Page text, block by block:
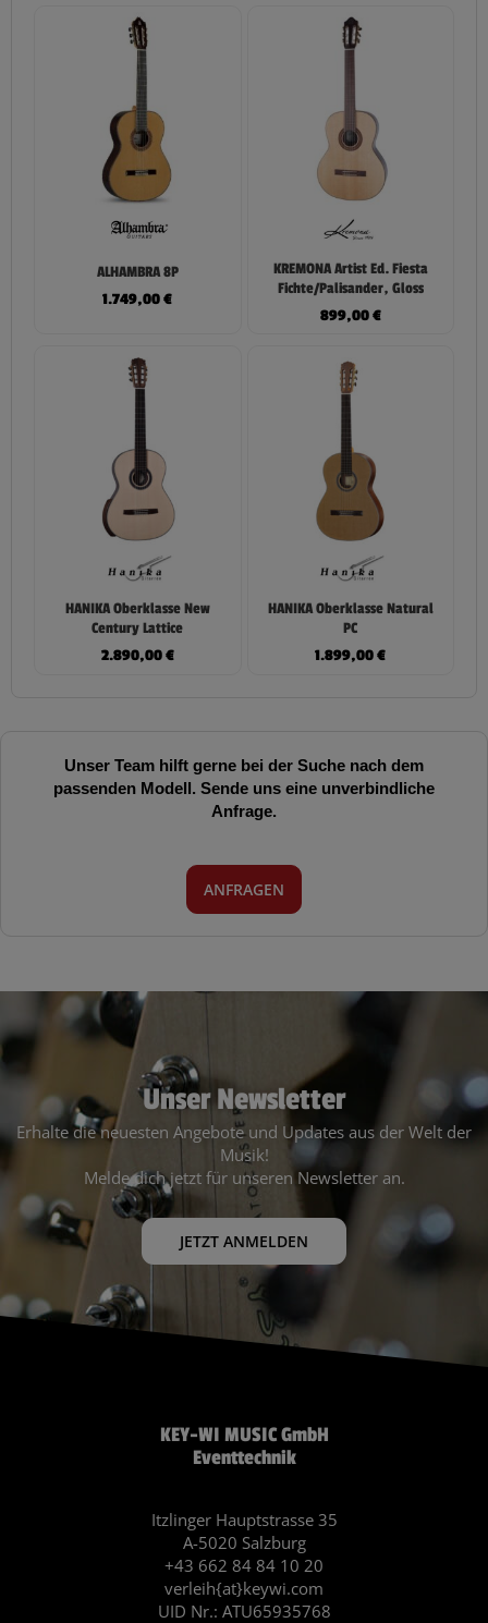
ALHAMBRA 8P
1.749,00€
KREMONA Artist Ed. Fiesta
Fichte/Palisander, Gloss
899,00€
HANIKA Oberklasse New
Century Lattice
2.890,00€
HANIKA Oberklasse Natural
PC
1.899,00€
Unser Team hilft gerne bei der Suche nach dem
passenden Modell. Sende uns eine unverbindliche
Anfrage.
ANFRAGEN
Unser Newsletter
Erhalte die neuesten Angebote und Updates aus der Welt der
Musik!
Melde dich jetzt für unseren Newsletter an.
JETZT ANMELDEN
KEY-WI MUSIC GmbH
Eventtechnik
Itzlinger Hauptstrasse 35
A-5020 Salzburg
+43 662 84 84 10 20
verleih{at}keywi.com
UID Nr.: ATU65935768